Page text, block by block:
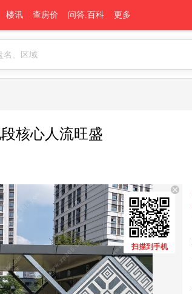
楼讯 查房价 问答.百科 更多
核心人流旺盛
扫描到手机